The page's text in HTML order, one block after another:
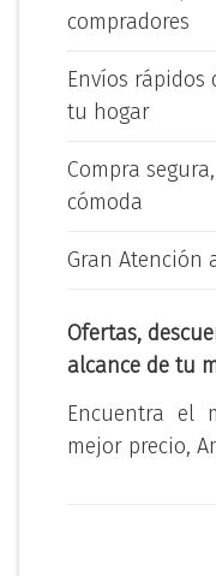
compradores
Envíos rápidos
tu hogar
Compra
cómoda
Gran Atención
Ofertas,
alcance de tu
Encuentra el
mejor precio,